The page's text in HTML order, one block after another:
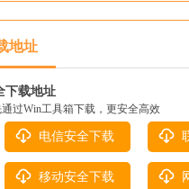
地址
下载地址
过Win工具箱下载，更安全高效
电信安全下载
移动安全下载